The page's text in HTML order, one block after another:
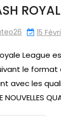
15
League
le format
avec les